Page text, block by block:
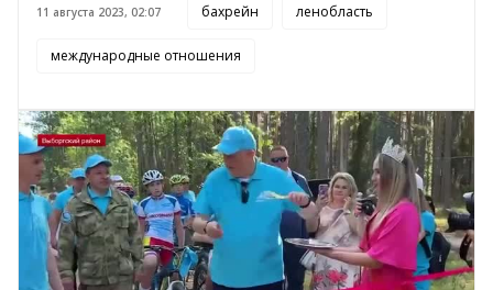
11 августа 2023, 02:07 бахрейн ленобласть
международные отношения